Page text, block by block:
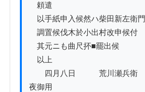
頼遣
以手紙申入候然ハ柴田新左衛門
調置候伐木於小出村改申候付
其元ニも曲尺抔■罷出候
以上
四月八日　　　荒川瀬兵衛
夜御用